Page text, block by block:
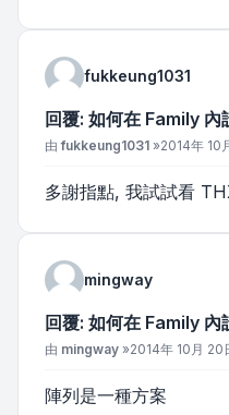
fukkeung1031
回覆: 如何在 Family 內
文章
由fukkeung1031 »2014年 10
多謝指點, 我試試看
mingway
回覆: 如何在 Family 內
文章
由 mingway »2014年 10月 20
陣列是一種方案